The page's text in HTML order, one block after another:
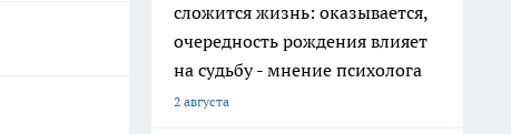
сложится жизнь: оказывается,
очередность рождения влияет
на судьбу - мнение психолога
2 августа